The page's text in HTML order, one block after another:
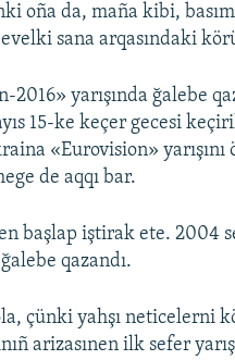
oña da, maña kibi, basım
sana arqasındaki
2016» yarışında ğalebe
15-ke keçer gecesi
«Eurovision» yarışını
de aqqı bar.
başlap iştirak ete. 2004
qazandı.
çünki yahşı neticelerni
arizasınen ilk sefer